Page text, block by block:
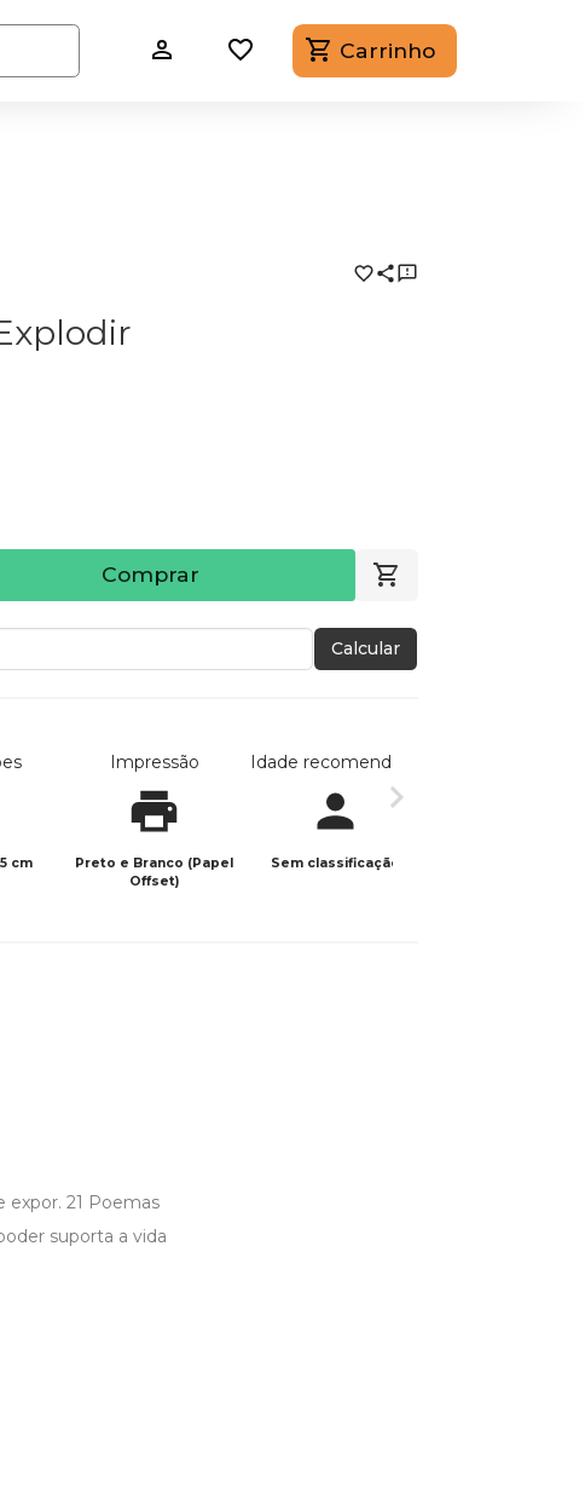
Carrinho
Comprar
Calcular
cm
Impressão
Preto e Branco (Papel
Offset)
Idade recomendada
Sem classificação
21 Poemas
suporta a vida